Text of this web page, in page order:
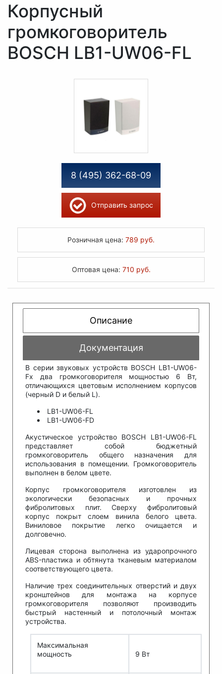
Корпусный
громкоговоритель
BOSCH LB1-UW06-FL
8 (495) 362-68-09
Отправить запрос
Розничная цена: 789 руб.
Оптовая цена: 710 руб.
Описание
Документация
В серии звуковых устройств BOSCH LB1-UW06-
Fх два громкоговорителя мощностью 6 Вт,
отличающихся цветовым исполнением корпусов
(черный D и белый L).
LB1-UW06-FL
LB1-UW06-FD
Акустическое устройство BOSCH LB1-UW06-FL
представляет собой бюджетный
громкоговоритель общего назначения для
использования в помещении. Громкоговоритель
выполнен в белом цвете.
Корпус громкоговорителя изготовлен из
экологически безопасных и прочных
фибролитовых плит. Сверху фибролитовый
корпус покрыт слоем винила белого цвета.
Виниловое покрытие легко очищается и
долговечно.
Лицевая сторона выполнена из ударопрочного
ABS-пластика и обтянута тканевым материалом
соответствующего цвета.
Наличие трех соединительных отверстий и двух
кронштейнов для монтажа на корпусе
громкоговорителя позволяют производить
быстрый настенный и потолочный монтаж
устройства.
Максимальная
мощность
9 Вт